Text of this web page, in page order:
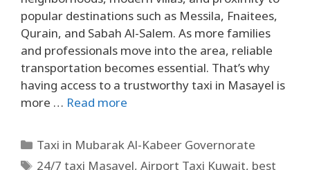
popular destinations such as Messila, Fnaitees,
Qurain, and Sabah Al-Salem. As more families
and professionals move into the area, reliable
transportation becomes essential. That’s why
having access to a trustworthy taxi in Masayel is
more … Read more
Taxi in Mubarak Al-Kabeer Governorate
24/7 taxi Masayel,Airport Taxi Kuwait, best